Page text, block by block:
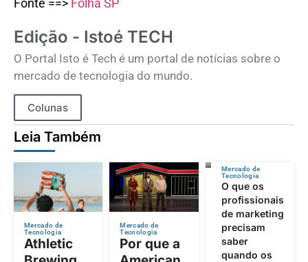
Edição - Istoé TECH
O Portal Isto é Tech é um portal de notícias sobre o
mercado de tecnologia do mundo.
Colunas
Leia Também
Mercado de
Tecnologia
Athletic
Mercado de
Tecnologia
Por que a
Mercado de
Tecnologia
O que os
profissionais
de marketing
precisam
saber
quando os